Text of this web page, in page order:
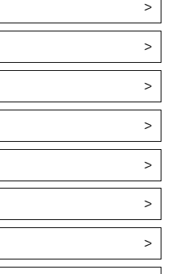
＞
＞
＞
＞
＞
＞
＞